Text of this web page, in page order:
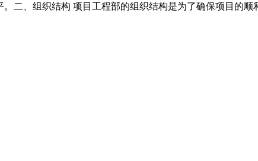
二、组织结构 项目工程部的组织结构是为了确保项目的顺